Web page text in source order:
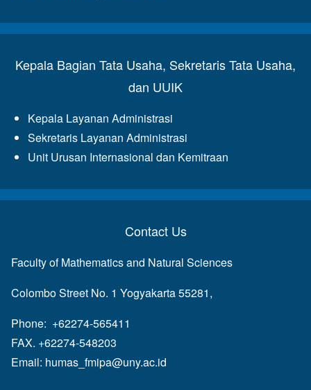
Kepala Bagian Tata Usaha, Sekretaris Tata Usaha,
dan UUIK
Kepala Layanan Administrasi
Sekretaris Layanan Administrasi
Unit Urusan Internasional dan Kemitraan
Contact Us
Faculty of Mathematics and Natural Sciences
Colombo Street No. 1 Yogyakarta 55281,
Phone: +62274-565411
FAX. +62274-548203
Email: humas_fmipa@uny.ac.id